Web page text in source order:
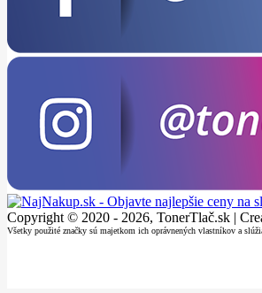
Copyright © 2020 - 2026, TonerTlač.sk |
Všetky použité značky sú majetkom ich oprávnených vlastníkov a